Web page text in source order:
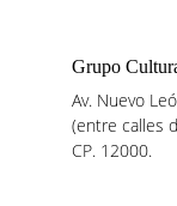
Grupo
Av. Nuevo
(entre calles
CP. 12000.